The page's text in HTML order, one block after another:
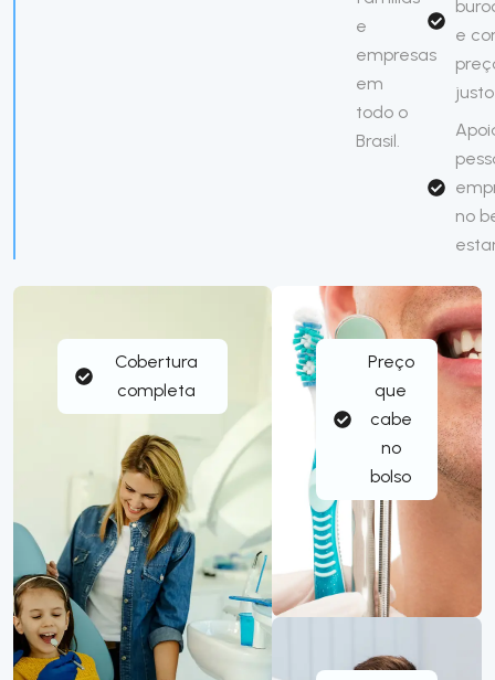
Cobertura
completa
Preço
que
cabe
no
bolso
e
empresas
em
todo o
Brasil.
e
justo
no